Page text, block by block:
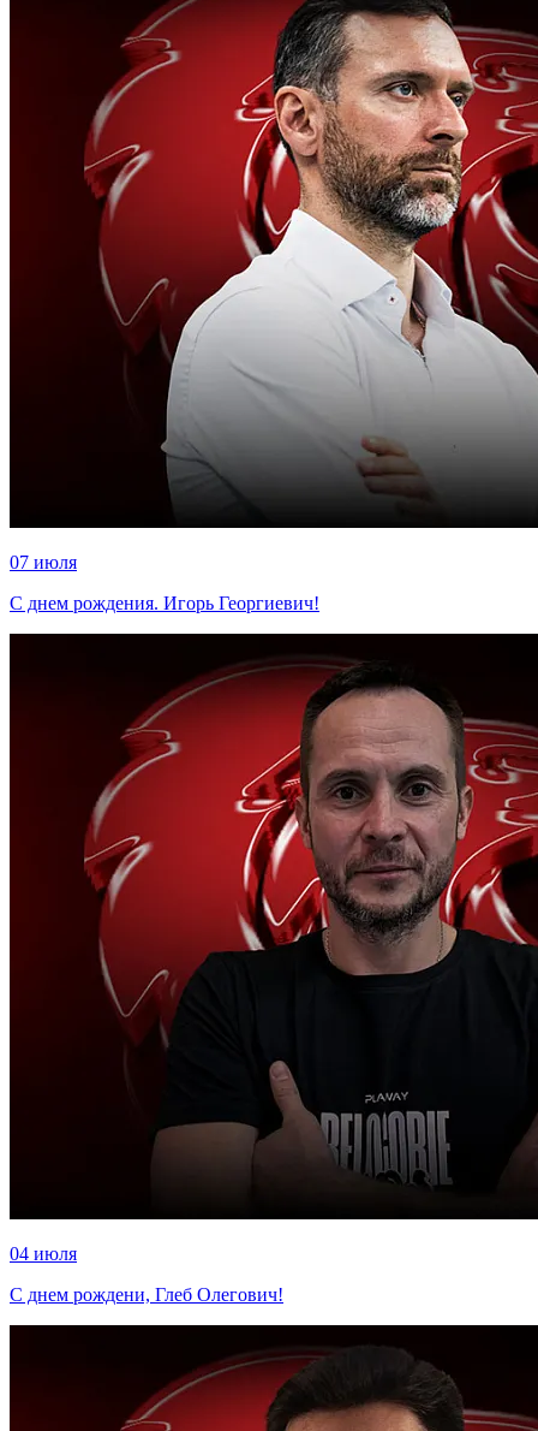
07 июля
С днем рождения. Игорь Георгиевич!
04 июля
С днем рождени, Глеб Олегович!